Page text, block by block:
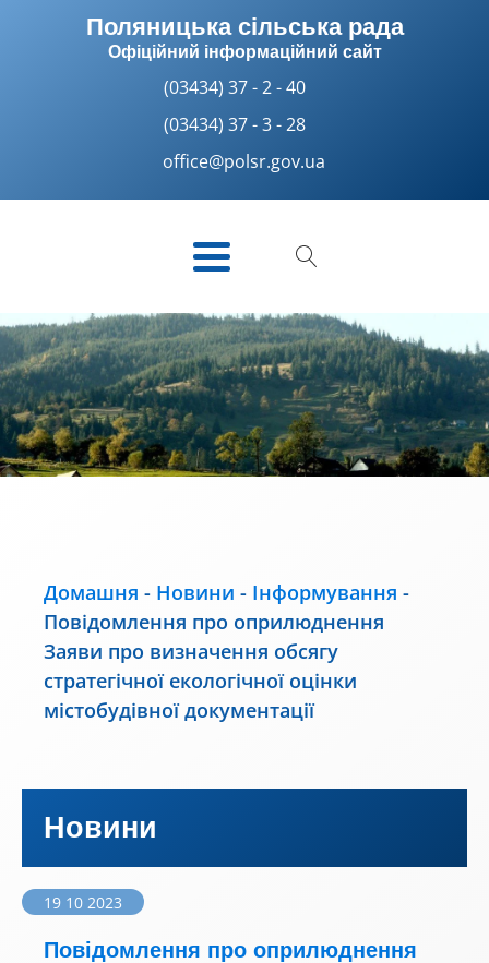
Поляницька сільська рада
Офіційний інформаційний сайт
(03434) 37 - 2 - 40
(03434) 37 - 3 - 28
office@polsr.gov.ua
Домашня - Новини - Інформування -
Повідомлення про оприлюднення
Заяви про визначення обсягу
стратегічної екологічної оцінки
містобудівної документації
Новини
19 10 2023
Повідомлення про оприлюднення